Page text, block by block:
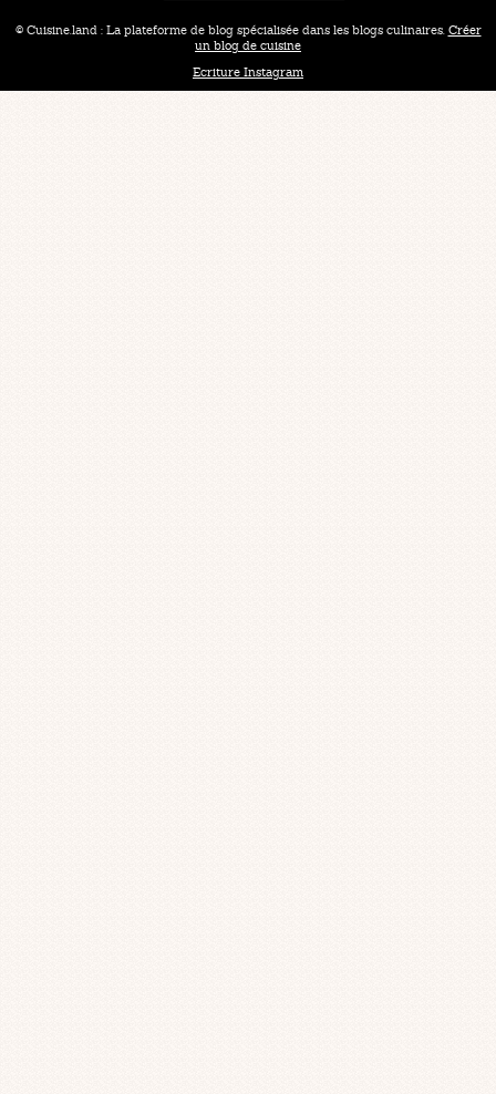
© Cuisine.land : La plateforme de blog spécialisée dans les blogs culinaires. Créer
un blog de cuisine
Ecriture Instagram